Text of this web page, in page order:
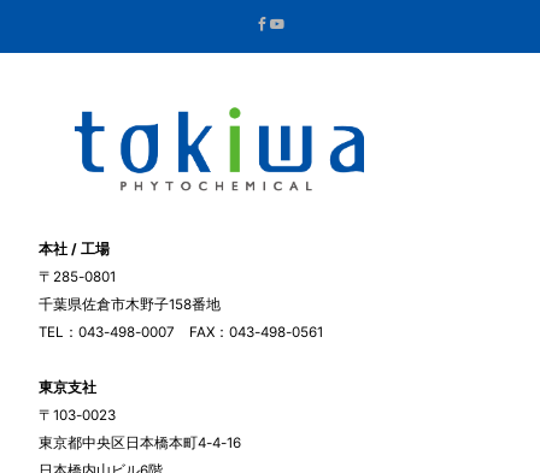
本社 / 工場
〒285-0801
千葉県佐倉市木野子158番地
TEL：043-498-0007 FAX：043-498-0561
東京支社
〒103-0023
東京都中央区日本橋本町4-4-16